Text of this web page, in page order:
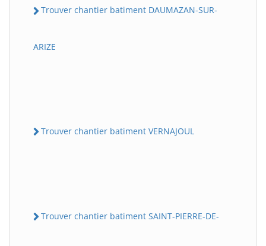
Trouver chantier batiment DAUMAZAN-SUR-
ARIZE
Trouver chantier batiment VERNAJOUL
Trouver chantier batiment SAINT-PIERRE-DE-